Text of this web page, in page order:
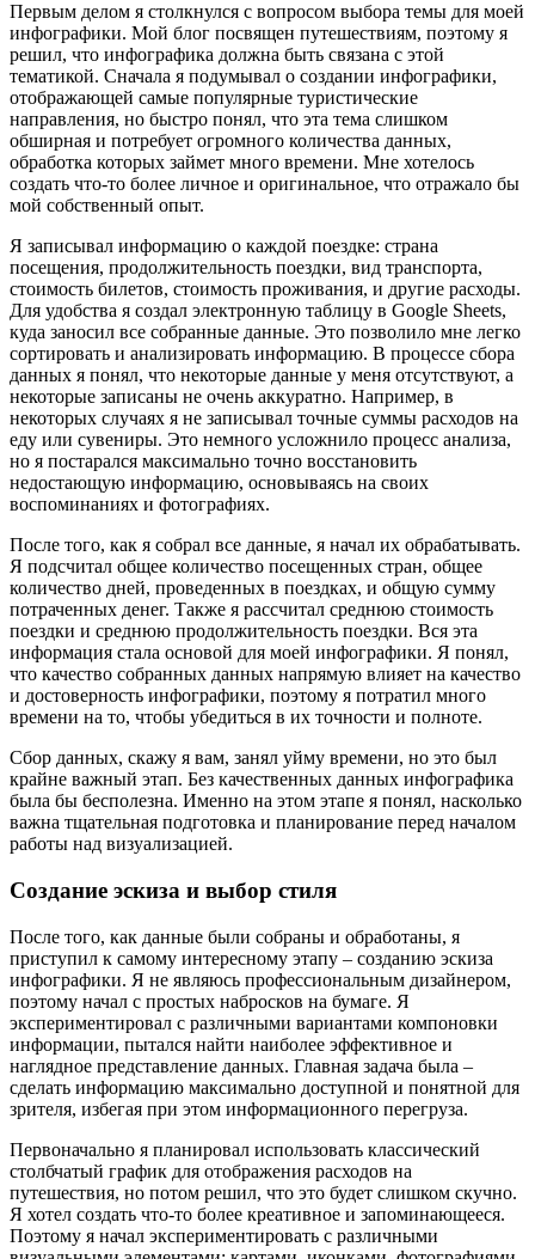
Первым делом я столкнулся с вопросом выбора темы для моей
инфографики. Мой блог посвящен путешествиям, поэтому я
решил, что инфографика должна быть связана с этой
тематикой. Сначала я подумывал о создании инфографики,
отображающей самые популярные туристические
направления, но быстро понял, что эта тема слишком
обширная и потребует огромного количества данных,
обработка которых займет много времени. Мне хотелось
создать что-то более личное и оригинальное, что отражало бы
мой собственный опыт.
Я записывал информацию о каждой поездке: страна
посещения, продолжительность поездки, вид транспорта,
стоимость билетов, стоимость проживания, и другие расходы.
Для удобства я создал электронную таблицу в Google Sheets,
куда заносил все собранные данные. Это позволило мне легко
сортировать и анализировать информацию. В процессе сбора
данных я понял, что некоторые данные у меня отсутствуют, а
некоторые записаны не очень аккуратно. Например, в
некоторых случаях я не записывал точные суммы расходов на
еду или сувениры. Это немного усложнило процесс анализа,
но я постарался максимально точно восстановить
недостающую информацию, основываясь на своих
воспоминаниях и фотографиях.
После того, как я собрал все данные, я начал их обрабатывать.
Я подсчитал общее количество посещенных стран, общее
количество дней, проведенных в поездках, и общую сумму
потраченных денег. Также я рассчитал среднюю стоимость
поездки и среднюю продолжительность поездки. Вся эта
информация стала основой для моей инфографики. Я понял,
что качество собранных данных напрямую влияет на качество
и достоверность инфографики, поэтому я потратил много
времени на то, чтобы убедиться в их точности и полноте.
Сбор данных, скажу я вам, занял уйму времени, но это был
крайне важный этап. Без качественных данных инфографика
была бы бесполезна. Именно на этом этапе я понял, насколько
важна тщательная подготовка и планирование перед началом
работы над визуализацией.
Создание эскиза и выбор стиля
После того, как данные были собраны и обработаны, я
приступил к самому интересному этапу – созданию эскиза
инфографики. Я не являюсь профессиональным дизайнером,
поэтому начал с простых набросков на бумаге. Я
экспериментировал с различными вариантами компоновки
информации, пытался найти наиболее эффективное и
наглядное представление данных. Главная задача была –
сделать информацию максимально доступной и понятной для
зрителя, избегая при этом информационного перегруза.
Первоначально я планировал использовать классический
столбчатый график для отображения расходов на
путешествия, но потом решил, что это будет слишком скучно.
Я хотел создать что-то более креативное и запоминающееся.
Поэтому я начал экспериментировать с различными